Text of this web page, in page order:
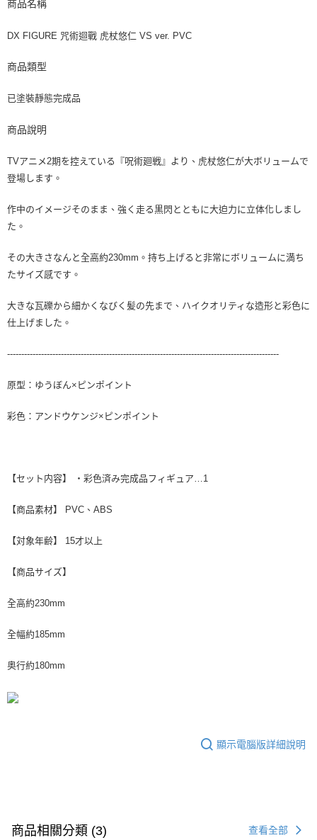
商品名稱
DX FIGURE 咒術迴戰 虎杖悠仁 VS ver. PVC
商品類型
已塗裝靜態完成品
商品說明
TVアニメ2期を控えている『呪術廻戦』より、虎杖悠仁が大ボリュームで
登場します。
作中のイメージそのまま、強く走る黒閃とともに大迫力に立体化しまし
た。
その大きさなんと全高約230mm。持ち上げると非常にボリュームに満ち
たサイズ感です。
大きな瓦礫から細かくなびく髪の先まで、ハイクオリティな造形と彩色に
仕上げました。
------------------------------------------------------------------------------------------------
原型：ゆうぼん×ピンポイント
彩色：アンドウケンジ×ピンポイント
【セット内容】 ・彩色済み完成品フィギュア…1
【商品素材】 PVC、ABS
【対象年齢】 15才以上
【商品サイズ】
全高約230mm
全幅約185mm
奥行約180mm
顯示電腦版詳細說明
商品相關分類 (3) 查看全部